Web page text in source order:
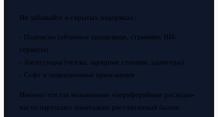
Не забывайте о скрытых издержках:
- Подписки (облачное хранилище, стриминг, ИИ-
сервисы)
- Аксессуары (чехлы, зарядные станции, адаптеры)
- Софт и лицензионные приложения
Именно эти так называемые «периферийные расходы»
часто нарушают изначально рассчитанный баланс.